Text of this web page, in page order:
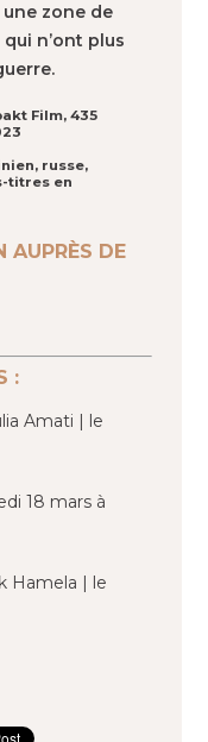
zone de
n’ont plus
Film, 435
russe,
titres en
AUPRÈS DE
:
Amati | le
18 mars à
Hamela | le